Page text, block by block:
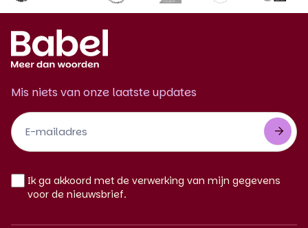
Mis niets van onze laatste updates
Footer
Newsletter
NL
Ik ga akkoord met de verwerking van mijn gegevens
voor de nieuwsbrief.